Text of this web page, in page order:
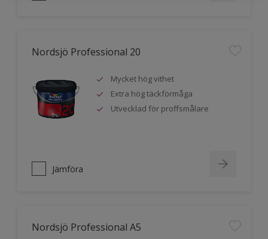
Nordsjö Professional 20
Mycket hög vithet
Extra hög täckförmåga
Utvecklad för proffsmålare
Jämföra
Nordsjö Professional A5